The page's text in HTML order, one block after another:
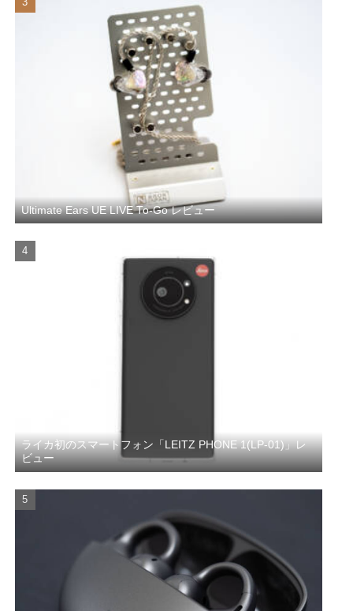
Ultimate Ears UE LIVE To-Go レビュー
ライカ初のスマートフォン「LEITZ PHONE 1(LP-01)」レ
ビュー